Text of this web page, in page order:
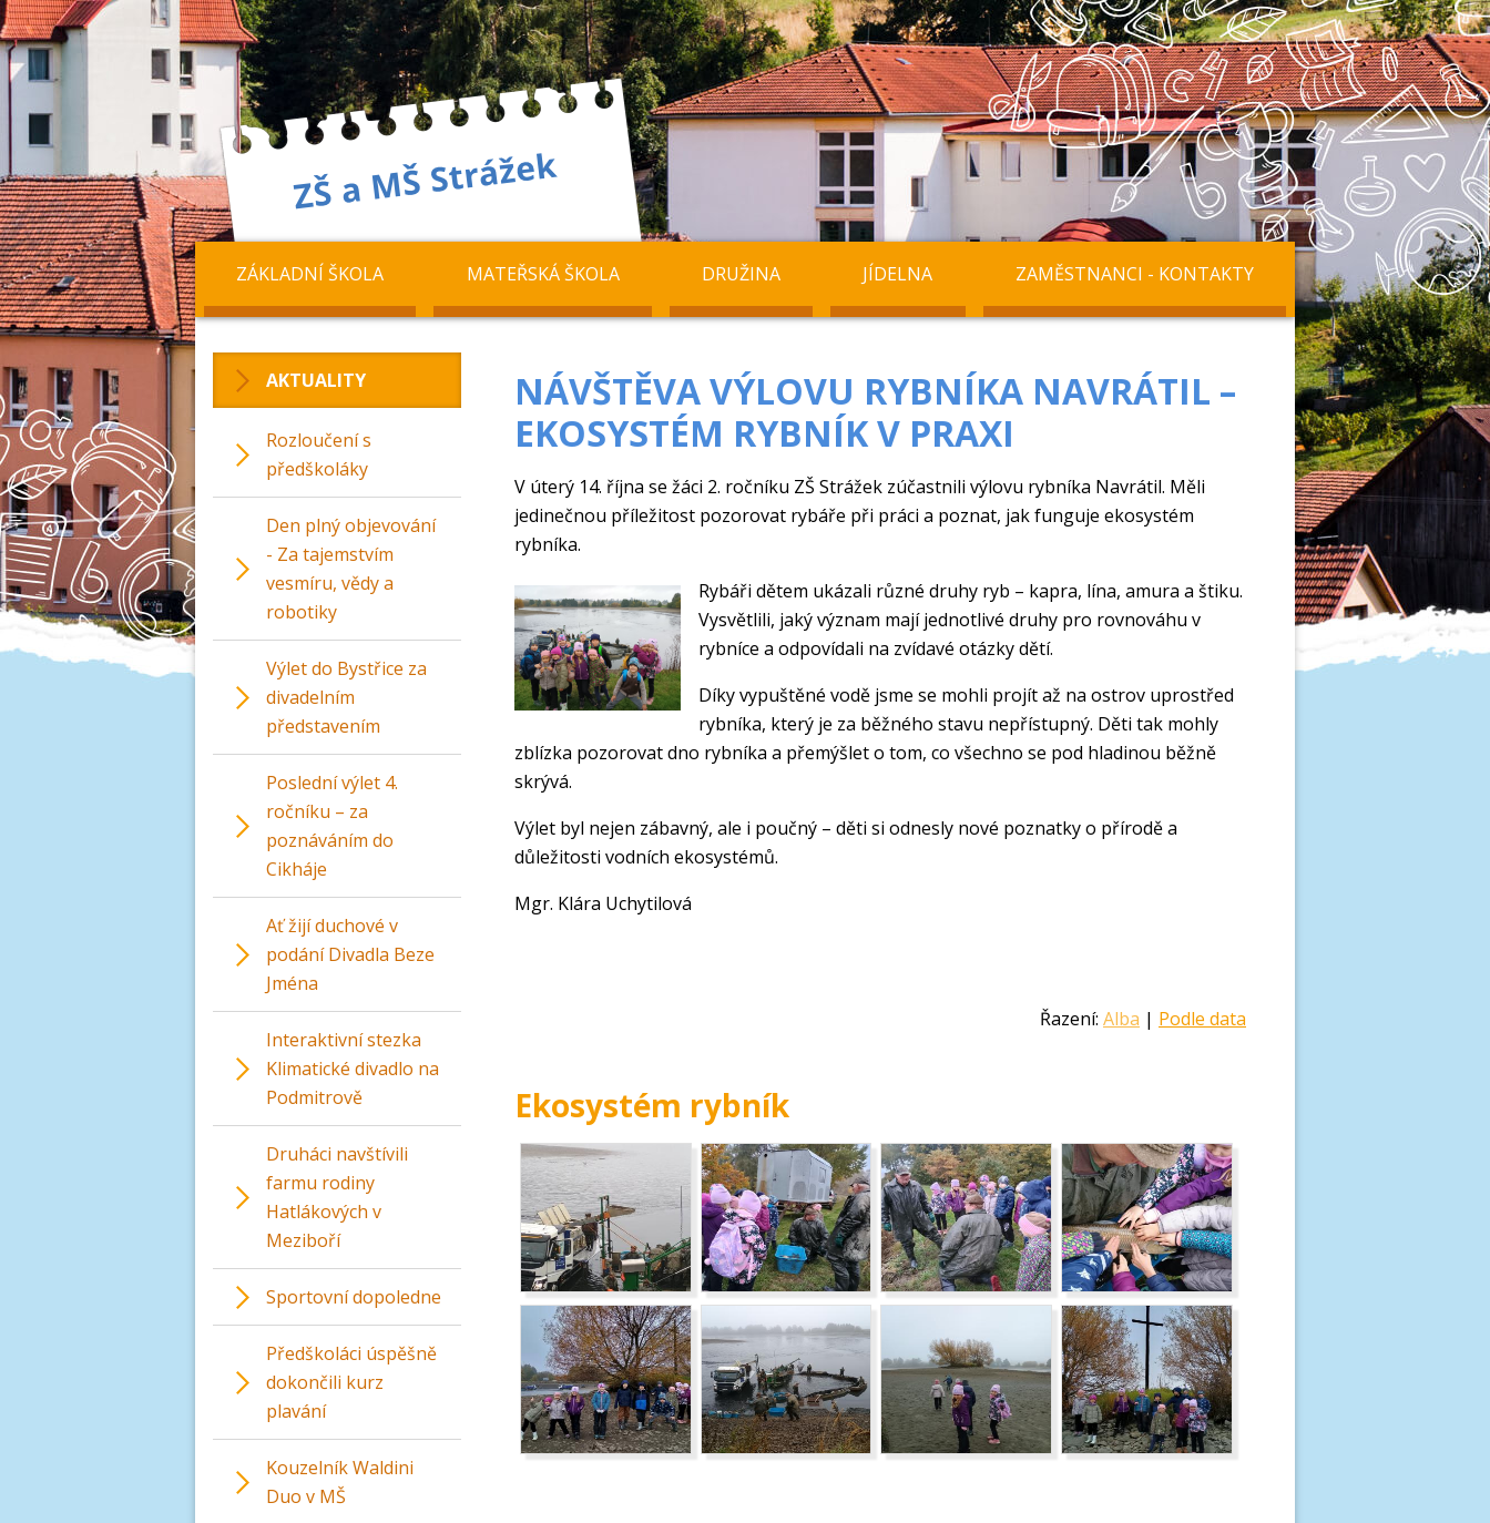
ZÁKLADNÍ ŠKOLA MATEŘSKÁ ŠKOLA DRUŽINA JÍDELNA ZAMĚSTNANCI - KONTAKTY
NÁVŠTĚVA VÝLOVU RYBNÍKA NAVRÁTIL –
EKOSYSTÉM RYBNÍK V PRAXI
V úterý 14. října se žáci 2. ročníku ZŠ Strážek zúčastnili výlovu rybníka Navrátil. Měli
jedinečnou příležitost pozorovat rybáře při práci a poznat, jak funguje ekosystém
rybníka.
Rybáři dětem ukázali různé druhy ryb – kapra, lína, amura a štiku.
Vysvětlili, jaký význam mají jednotlivé druhy pro rovnováhu v
rybníce a odpovídali na zvídavé otázky dětí.
Díky vypuštěné vodě jsme se mohli projít až na ostrov uprostřed
rybníka, který je za běžného stavu nepřístupný. Děti tak mohly
zblízka pozorovat dno rybníka a přemýšlet o tom, co všechno se pod hladinou běžně
skrývá.
Výlet byl nejen zábavný, ale i poučný – děti si odnesly nové poznatky o přírodě a
důležitosti vodních ekosystémů.
Mgr. Klára Uchytilová
Řazení: Alba | Podle data
Ekosystém rybník
AKTUALITY
Rozloučení s
předškoláky
Den plný objevování
- Za tajemstvím
vesmíru, vědy a
robotiky
Výlet do Bystřice za
divadelním
představením
Poslední výlet 4.
ročníku – za
poznáváním do
Cikháje
Ať žijí duchové v
podání Divadla Beze
Jména
Interaktivní stezka
Klimatické divadlo na
Podmitrově
Druháci navštívili
farmu rodiny
Hatlákových v
Meziboří
Sportovní dopoledne
Předškoláci úspěšně
dokončili kurz
plavání
Kouzelník Waldini
Duo v MŠ